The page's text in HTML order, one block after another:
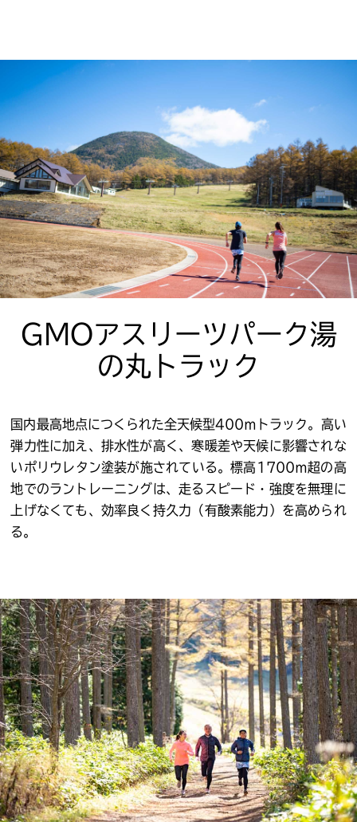
GMOアスリーツパーク湯
の丸トラック
国内最高地点につくられた全天候型400ⅿトラック。高い
弾力性に加え、排水性が高く、寒暖差や天候に影響されな
いポリウレタン塗装が施されている。標高1700ⅿ超の高
地でのラントレーニングは、走るスピード・強度を無理に
上げなくても、効率良く持久力（有酸素能力）を高められ
る。